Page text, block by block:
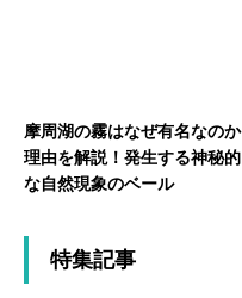
摩周湖の霧はなぜ有名なのか
理由を解説！発生する神秘的
な自然現象のベール
特集記事